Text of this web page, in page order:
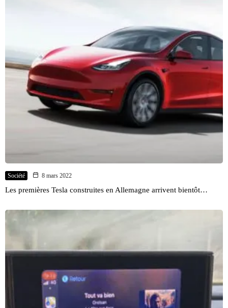
Société 8 mars 2022
Les premières Tesla construites en Allemagne arrivent bientôt…